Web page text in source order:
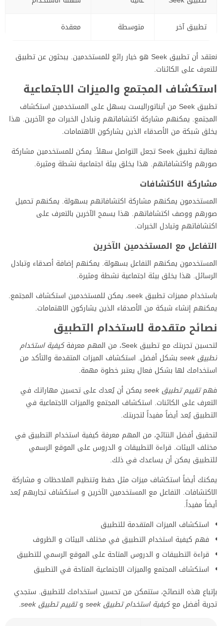
تطبيق آخر
متوسطة معقدة
نعتقد أن تطبيق Seek هو خيار رائع للمستخدمين. يبحثون عن تطبيق
للتعرف على الكائنات.
استكشاف المجتمع والميزات الاجتماعية
تطبيق Seek من آيناتوراليست يسهل على المستخدمين استكشاف
المجتمع. يمكنهم مشاركة اكتشافاتهم وتبادل الخبرات مع الآخرين. هذا
يخلق شبكة من الأصدقاء الذين يشاركون الاهتمامات.
فعالية تطبيق Seek تجعل التواصل سهلاً. يمكن للمستخدمين مشاركة
صورهم واكتشافاتهم. هذا يخلق بيئة اجتماعية نشطة ومثيرة.
مشاركة الاكتشافات
المستخدمون يمكنهم مشاركة اكتشافاتهم بسهولة. يمكنهم تحميل
صورهم ووصف اكتشافاتهم. هذا يسمح الآخرين بالتعرف على
اكتشافاتهم وتبادل الخبرات.
التفاعل مع المستخدمين الآخرين
المستخدمون يمكنهم التفاعل بسهولة. يمكنهم إضافة أصدقاء وتبادل
الرسائل. هذا يخلق بيئة اجتماعية نشطة ومثيرة.
باستخدام مميزات تطبيق seek، يمكن للمستخدمين استكشاف المجتمع.
يمكنهم إنشاء شبكة من الأصدقاء الذين يشاركون الاهتمامات.
نصائح متقدمة لاستخدام التطبيق
لتحسين تجربتك مع تطبيق Seek، من المهم معرفة
كيفية استخدام
تطبيق seek
بشكل أفضل. استكشاف الميزات المتقدمة والتأكد من
استخدامك لها بشكل فعال يعتبر خطوة مهمة.
فهمتقييم تطبيق seek
يمكن أن يُعدك على تحسين مهاراتك في
التعرف على الكائنات. استكشاف المجتمع والميزات الاجتماعية في
التطبيق يُعد أيضاً مفيداً لتجربتك.
لتحقيق أفضل النتائج، من المهم معرفة كيفية استخدام التطبيق في
مختلف البيئات. قراءة التطبيقات و الدروس على الموقع الرسمي
للتطبيق يمكن أن يساعدك في ذلك.
يمكنك أيضاً استكشاف ميزات مثل حفظ وتنظيم الملاحظات و مشاركة
الاكتشافات. التفاعل مع المستخدمين الآخرين و استكشاف تجاربهم يُعد
أيضاً مفيداً.
استكشاف الميزات المتقدمة للتطبيق
فهم كيفية استخدام التطبيق في مختلف البيئات و الظروف
قراءة التطبيقات و الدروس المتاحة على الموقع الرسمي للتطبيق
استكشاف المجتمع والميزات الاجتماعية المتاحة في التطبيق
بإتباع هذه النصائح، ستتمكن من تحسين استخدامك للتطبيق. ستجدي
تجربة أفضل معكيفية استخدام تطبيق seek وتقييم تطبيق seek .